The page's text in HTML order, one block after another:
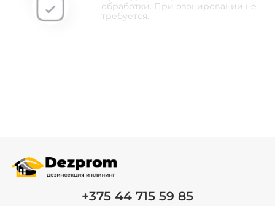
обработки. При озонировании не
требуется.
+375 44 715 59 85